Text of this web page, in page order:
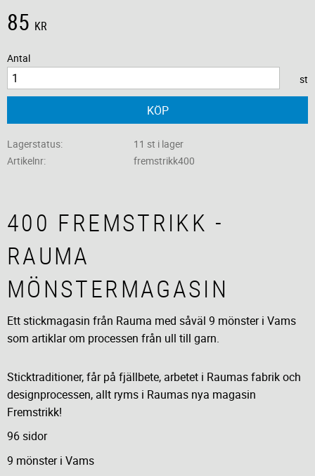
85 KR
Antal
st
KÖP
Lagerstatus
11 st i lager
Artikelnr
fremstrikk400
400 FREMSTRIKK -
RAUMA
MÖNSTERMAGASIN
Ett stickmagasin från Rauma med såväl 9 mönster i Vams
som artiklar om processen från ull till garn.
Sticktraditioner, får på fjällbete, arbetet i Raumas fabrik och
designprocessen, allt ryms i Raumas nya magasin
Fremstrikk!
96 sidor
9 mönster i Vams